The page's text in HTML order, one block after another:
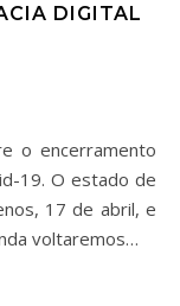
DIGITAL
19. O estado de
17 de abril, e
voltaremos…